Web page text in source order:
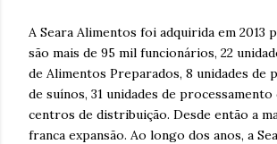
A Seara Alimentos foi adquirida em 2013
são mais de 95 mil funcionários, 22
de Alimentos Preparados, 8 unidades de
de suínos, 31 unidades de processamento
centros de distribuição. Desde então a
franca expansão. Ao longo dos anos, a